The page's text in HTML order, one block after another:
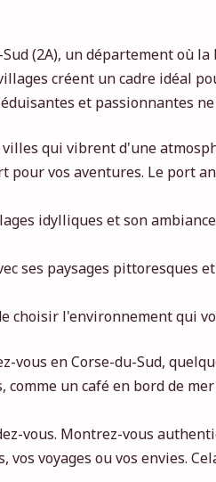
(2A), un département où
créent un cadre idéal
et passionnantes
qui vibrent d'une
pour vos aventures. Le port
idylliques et son
ses paysages
l'environnement qui
vous en Corse-du-Sud,
un café en bord de
vous. Montrez-vous
vos voyages ou vos envies.